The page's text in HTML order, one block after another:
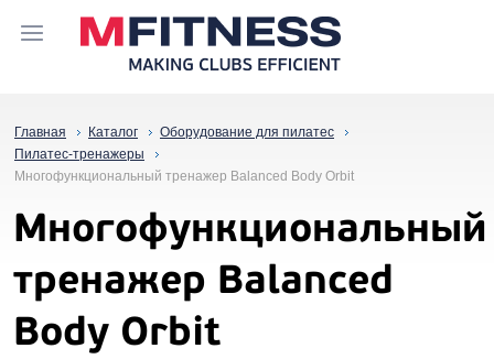
Главная Каталог
Оборудование для пилатес
Пилатес-тренажеры
Многофункциональный тренажер Balanced Body Orbit
Многофункциональный
тренажер Balanced
Body Orbit